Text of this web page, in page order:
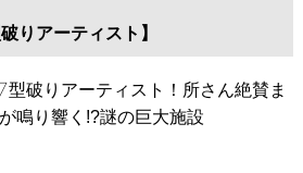
りアーティスト】
破りアーティスト！所さん絶賛ま
鳴り響く!?謎の巨大施設
火・祝）
ＵＪＩなごや科学館
名古屋市科学館）